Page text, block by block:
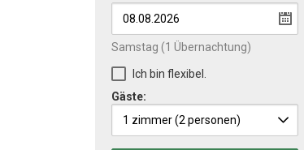
Samstag (1 Übernachtung)
Ich bin flexibel.
Gäste:
1 zimmer(2 personen)